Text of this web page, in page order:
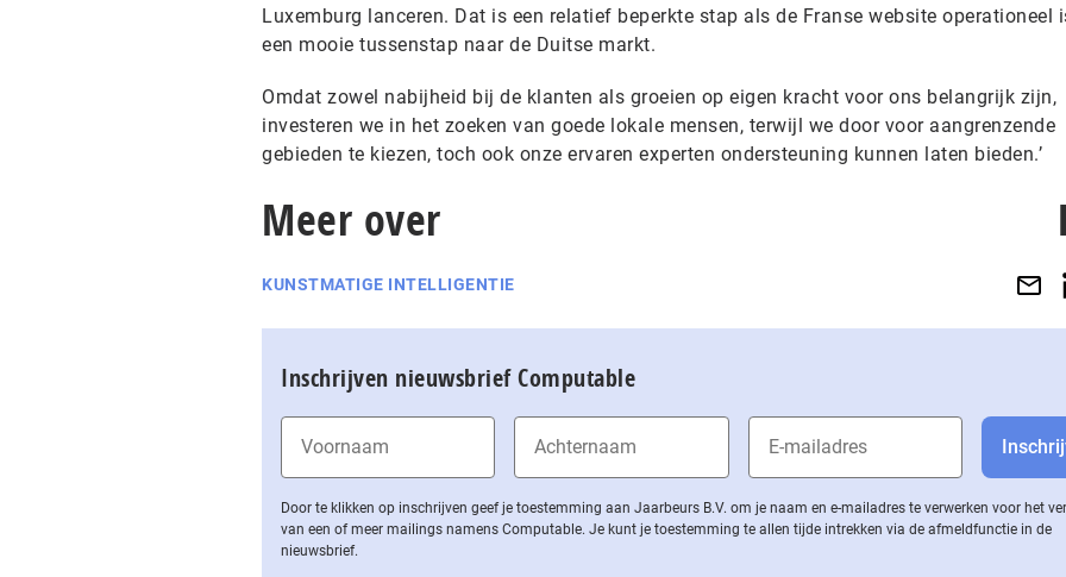
Luxemburg lanceren. Dat is een relatief beperkte stap als de Franse website operationeel
een mooie tussenstap naar de Duitse markt.
Omdat zowel nabijheid bij de klanten als groeien op eigen kracht voor ons belangrijk zijn,
investeren we in het zoeken van goede lokale mensen, terwijl we door voor aangrenzende
gebieden te kiezen, toch ook onze ervaren experten ondersteuning kunnen laten bieden.’
Meer over
KUNSTMATIGE INTELLIGENTIE
Inschrijven nieuwsbrief Computable
Door te klikken op inschrijven geef je toestemming aan Jaarbeurs B.V. om je naam en e-mailadres te verwerken voor het
van een of meer mailings namens Computable. Je kunt je toestemming te allen tijde intrekken via de af­meld­func­tie in de
nieuwsbrief.